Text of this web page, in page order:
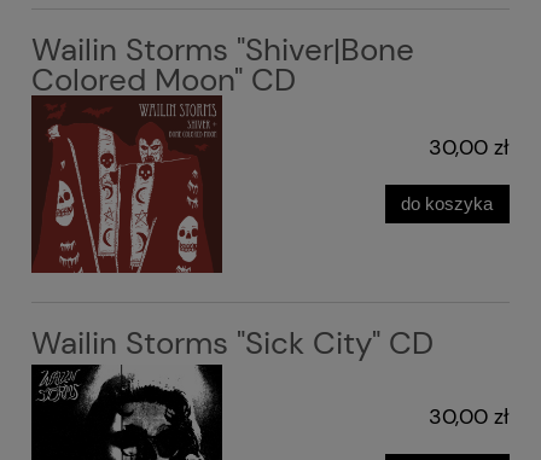
Wailin Storms "Shiver|Bone
Colored Moon" CD
30,00 zł
do koszyka
Wailin Storms "Sick City" CD
30,00 zł